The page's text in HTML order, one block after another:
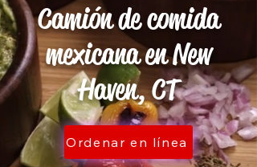
Camión de comida
mexicana en New
Haven, CT
Ordenar en línea